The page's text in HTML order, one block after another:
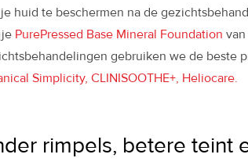
huid te beschermen na de
PurePressed Base Mineral Foundation
gebruiken we de beste
Simplicity, CLINISOOTHE+, Heliocare.
rimpels, betere teint